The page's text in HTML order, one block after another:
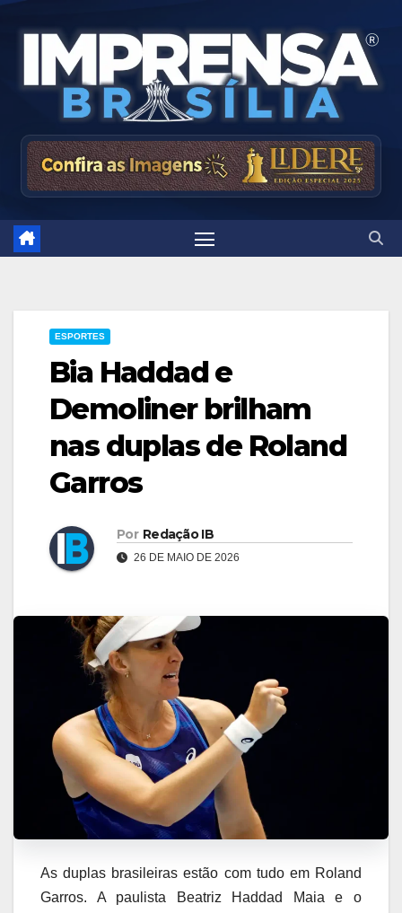
ESPORTES
Bia Haddad e
Demoliner brilham
nas duplas de Roland
Garros
Por Redação IB
26 DE MAIO DE 2026
As duplas brasileiras estão com tudo em Roland
Garros. A paulista Beatriz Haddad Maia e o